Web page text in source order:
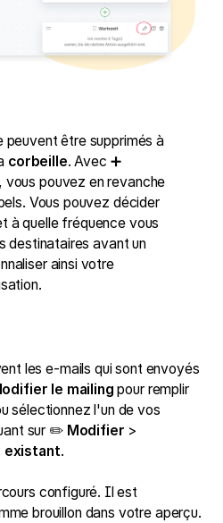
être supprimés à
corbeille. Avec ➕
, vous pouvez en revanche
Vous pouvez décider
à quelle fréquence vous
destinataires avant un
ainsi votre
les e-mails qui sont envoyés
le mailing pour remplir
sélectionnez l'un de vos
sur ✏️ Modifier >
existant.
configuré. Il est
brouillon dans votre aperçu.